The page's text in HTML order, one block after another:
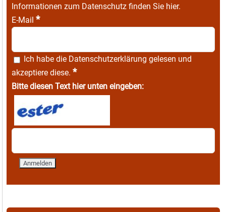
Informationen zum Datenschutz finden Sie hier.
E-Mail *
Ich habe die Datenschutzerklärung gelesen und
akzeptiere diese. *
Bitte diesen Text hier unten eingeben: